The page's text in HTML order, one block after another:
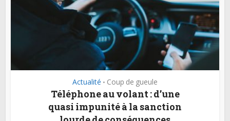
Actualité • Coup de gueule
Téléphone au volant : d’une
quasi impunité à la sanction